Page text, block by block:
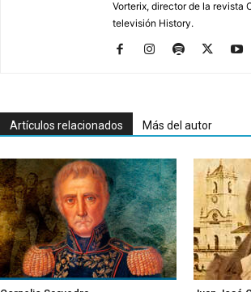
Vorterix, director de la revista
televisión History.
Artículos relacionados Más del autor